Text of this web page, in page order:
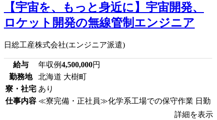
【宇宙を、もっと身近に】宇宙開発、
ロケット開発の無線管制エンジニア
日総工産株式会社(エンジニア派遣)
給与 年収例4,500,000円
勤務地
北海道 大樹町
寮・社宅 あり
仕事内容 ≪寮完備・正社員≫化学系工場での保守作業 日勤
詳細を表示